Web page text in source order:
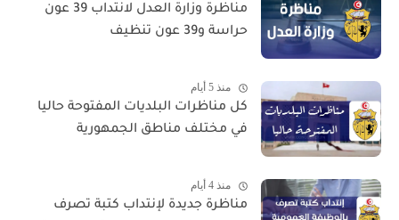
مناظرة وزارة العدل لانتداب 39 عون
حراسة و39 عون تنظيف
منذ 5 أيام
كل مناظرات البلديات المفتوحة حاليا
في مختلف مناطق الجمهورية
منذ 4 أيام
مناظرة جديدة لإنتداب كتبة تصرف